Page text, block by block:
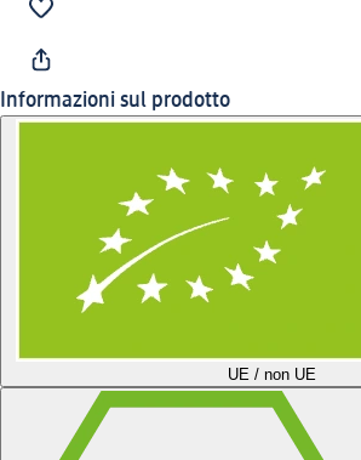
Informazioni sul prodotto
UE / non UE